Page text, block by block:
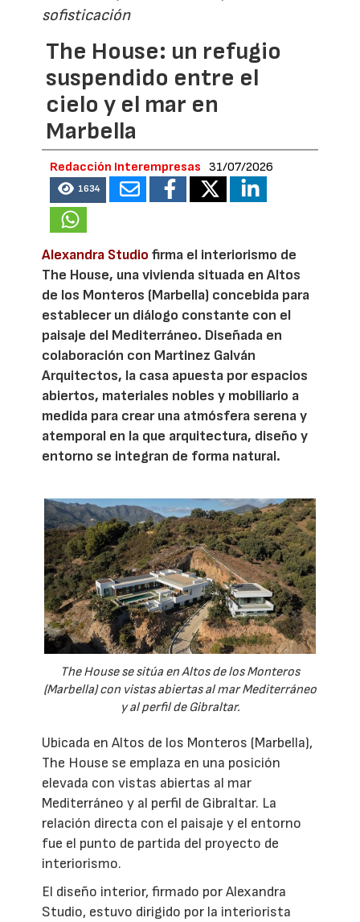
sofisticación
The House: un refugio
suspendido entre el
cielo y el mar en
Marbella
Redacción Interempresas 31/07/2026
1634
Alexandra Studio firma el interiorismo de
The House, una vivienda situada en Altos
de los Monteros (Marbella) concebida para
establecer un diálogo constante con el
paisaje del Mediterráneo. Diseñada en
colaboración con Martinez Galván
Arquitectos, la casa apuesta por espacios
abiertos, materiales nobles y mobiliario a
medida para crear una atmósfera serena y
atemporal en la que arquitectura, diseño y
entorno se integran de forma natural.
The House se sitúa en Altos de los Monteros
(Marbella) con vistas abiertas al mar Mediterráneo
y al perfil de Gibraltar.
Ubicada en Altos de los Monteros (Marbella),
The House se emplaza en una posición
elevada con vistas abiertas al mar
Mediterráneo y al perfil de Gibraltar. La
relación directa con el paisaje y el entorno
fue el punto de partida del proyecto de
interiorismo.
El diseño interior, firmado por Alexandra
Studio, estuvo dirigido por la interiorista